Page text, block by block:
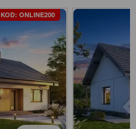
KOD: ONLINE200